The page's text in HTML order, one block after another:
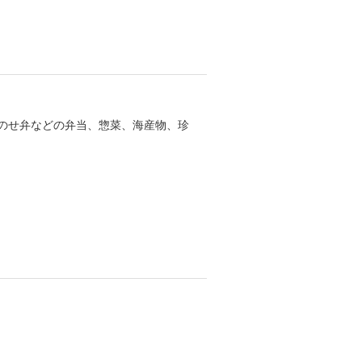
せ弁などの弁当、惣菜、海産物、珍